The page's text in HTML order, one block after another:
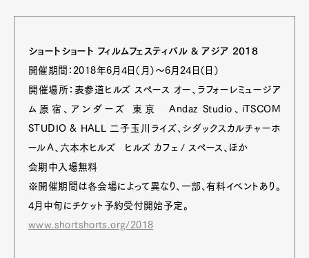
ショートショート フィルムフェスティバル & アジア 2018
開催期間：2018年6月4日（月）～6月24日（日）
開催場所：表参道ヒルズ スペース オー、ラフォーレミュージア
ム原宿、アンダーズ 東京 Andaz Studio、iTSCOM
STUDIO & HALL 二子玉川ライズ、シダックスカルチャーホ
ールＡ、六本木ヒルズ ヒルズ カフェ / スペース、ほか
会期中入場無料
※開催期間は各会場によって異なり、一部、有料イベントあり。
4月中旬にチケット予約受付開始予定。
www.shortshorts.org/2018